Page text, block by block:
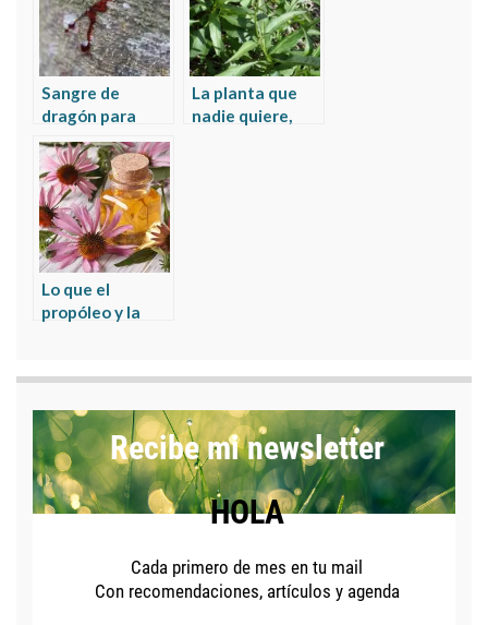
tuberculosis
Sangre de
dragón para
curar úlcera
La planta que
nadie quiere,
Lo que el
propóleo y la
por tí